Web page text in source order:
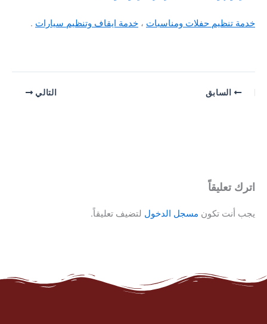
خدمة تنظيم حفلات ومناسبات ، خدمة ايقاف وتنظيم سيارات .
السابق التالي
اترك تعليقاً
يجب أنت تكون مسجل الدخول لتضيف تعليقاً.